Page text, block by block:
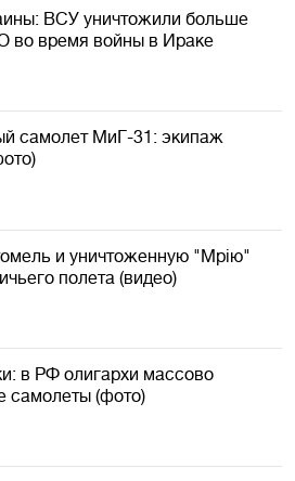
ВСУ уничтожили больше
во время войны в Ираке
самолет МиГ-31: экипаж
и уничтоженную "Мрію"
полета (видео)
в РФ олигархи массово
самолеты (фото)